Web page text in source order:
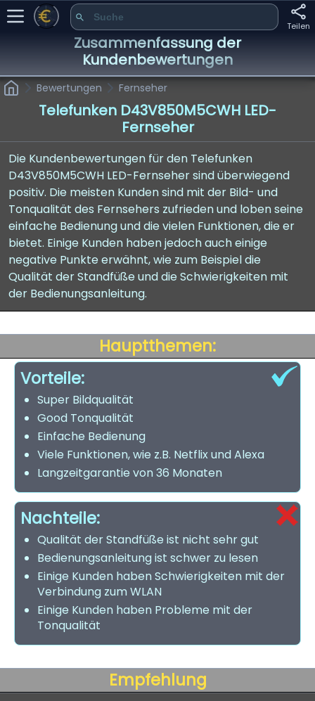
Teilen
Zusammenfassung der
Kundenbewertungen
Bewertungen Fernseher
Telefunken D43V850M5CWH LED-
Fernseher
Die Kundenbewertungen für den Telefunken
D43V850M5CWH LED-Fernseher sind überwiegend
positiv. Die meisten Kunden sind mit der Bild- und
Tonqualität des Fernsehers zufrieden und loben seine
einfache Bedienung und die vielen Funktionen, die er
bietet. Einige Kunden haben jedoch auch einige
negative Punkte erwähnt, wie zum Beispiel die
Qualität der Standfüße und die Schwierigkeiten mit
der Bedienungsanleitung.
Hauptthemen:
Vorteile:
Super Bildqualität
Good Tonqualität
Einfache Bedienung
Viele Funktionen, wie z.B. Netflix und Alexa
Langzeitgarantie von 36 Monaten
Nachteile:
Qualität der Standfüße ist nicht sehr gut
Bedienungsanleitung ist schwer zu lesen
Einige Kunden haben Schwierigkeiten mit der
Verbindung zum WLAN
Einige Kunden haben Probleme mit der
Tonqualität
Empfehlung